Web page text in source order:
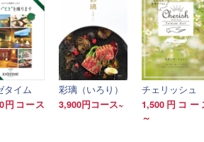
タイム
円コース
彩璃（いろり）
3,900円コース~
チェリッシュ
1,500円コー
～